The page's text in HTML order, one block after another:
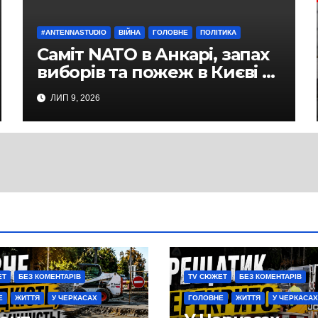
#ANTENNASTUDIO ВІЙНА ГОЛОВНЕ ПОЛІТИКА
Саміт NATO в Анкарі, запах
виборів та пожеж в Києві —
студія Антени, політичний
експерт Руслан Бізяєв
ЛИП 9, 2026
БЕЗ КОМЕНТАРІВ
ЖИТТЯ У ЧЕРКАСАХ
TV СЮЖЕТ БЕЗ КОМЕНТАРІВ
ГОЛОВНЕ ЖИТТЯ У ЧЕРКАСАХ